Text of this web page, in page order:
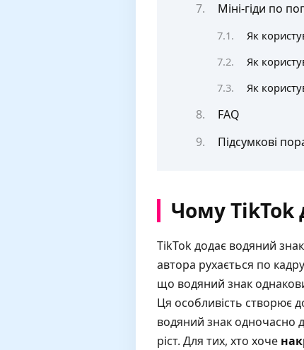
Міні-гіди по
Як
Як
Як
FAQ
Підсумкові
Чому TikTok
TikTok додає водяний
автора рухається по
що водяний знак
Ця особливість створює
водяний знак одночасно
ріст. Для тих, хто хоче